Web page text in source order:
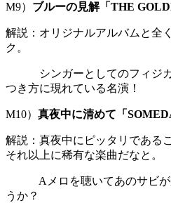
M9） ブルーの見解「THE
解説：オリジナルアルバムと全
ク。
シンガーとしてのフィジカ
つき方に現れている名演！
M10） 真夜中に清めて「
解説：真夜中にピッタリである
それ以上に稀有な楽曲だなと。
Aメロを聴いてあのサビが
うか？